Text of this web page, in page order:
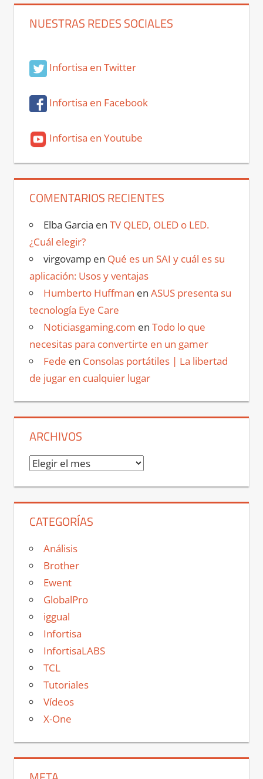
NUESTRAS REDES SOCIALES
Infortisa en Twitter
Infortisa en Facebook
Infortisa en Youtube
COMENTARIOS RECIENTES
Elba Garcia en TV QLED, OLED o LED.
¿Cuál elegir?
virgovampen Qué es un SAI y cuál es su
aplicación: Usos y ventajas
Humberto Huffman en ASUS presenta su
tecnología Eye Care
Noticiasgaming.com en Todo lo que
necesitas para convertirte en un gamer
Fede en Consolas portátiles | La libertad
de jugar en cualquier lugar
ARCHIVOS
Archivos
CATEGORÍAS
Análisis
Brother
Ewent
GlobalPro
iggual
Infortisa
InfortisaLABS
TCL
Tutoriales
Vídeos
X-One